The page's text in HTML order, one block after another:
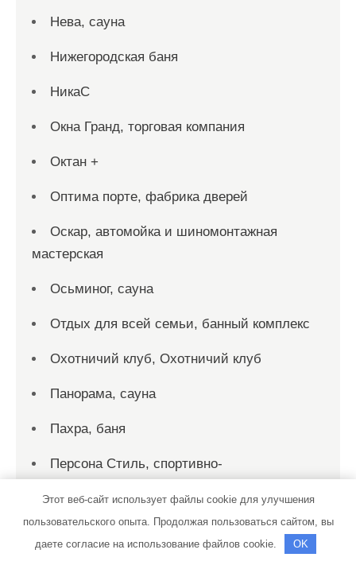
Нева, сауна
Нижегородская баня
НикаС
Окна Гранд, торговая компания
Октан +
Оптима порте, фабрика дверей
Оскар, автомойка и шиномонтажная
мастерская
Осьминог, сауна
Отдых для всей семьи, банный комплекс
Охотничий клуб, Охотничий клуб
Панорама, сауна
Пахра, баня
Персона Стиль, спортивно-
Пик-сервис, автомойка
Этот веб-сайт использует файлы cookie для улучшения
пользовательского опыта. Продолжая пользоваться сайтом, вы
даете согласие на использование файлов cookie.
OK